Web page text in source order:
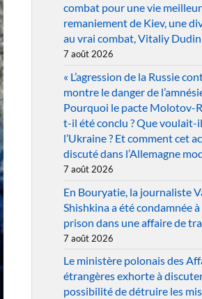
combat pour une vie
remaniement de Kiev, une
au vrai combat, Vitaliy Dudin
7 août 2026
« L’agression de la Russie
montre le danger de
Pourquoi le pacte Molotov-
t-il été conclu ? Que voulait-
l’Ukraine ? Et comment cet
discuté dans l’Allemagne
7 août 2026
En Bouryatie, la journaliste
Shishkina a été condamnée
prison dans une affaire de
7 août 2026
Le ministère polonais des
étrangères exhorte à
possibilité de détruire les